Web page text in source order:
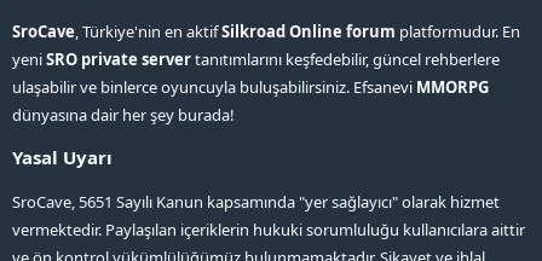
SroCave, Türkiye'nin en aktifSilkroad Online forum platformudur. En
yeniSRO private servertanıtımlarını keşfedebilir, güncel rehberlere
ulaşabilir ve binlerce oyuncuyla buluşabilirsiniz. Efsanevi MMORPG
dünyasına dair her şey burada!
Yasal Uyarı
SroCave, 5651 Sayılı Kanun kapsamında "yer sağlayıcı" olarak hizmet
vermektedir. Paylaşılan içeriklerin hukuki sorumluluğu kullanıcılara aittir